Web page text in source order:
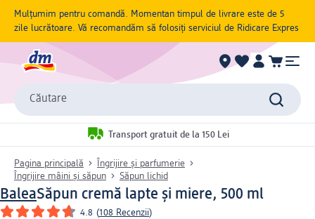
Mulțumim pentru comandă. Momentan timpul de livrare este de 5
zile lucrătoare. Vă recomandăm să folosiți serviciul de Ridicare Expres
Căutare
Transport gratuit de la 150 Lei
Pagina principală
Îngrijire și parfumerie
Îngrijire mâini și săpun
Săpun lichid
BaleaSăpun cremă lapte și miere, 500 ml
4.8 (108 Recenzii)